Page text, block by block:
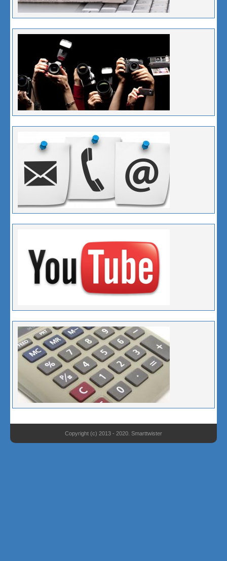
Copyright (c) 2013 - 2020. Smarttwister